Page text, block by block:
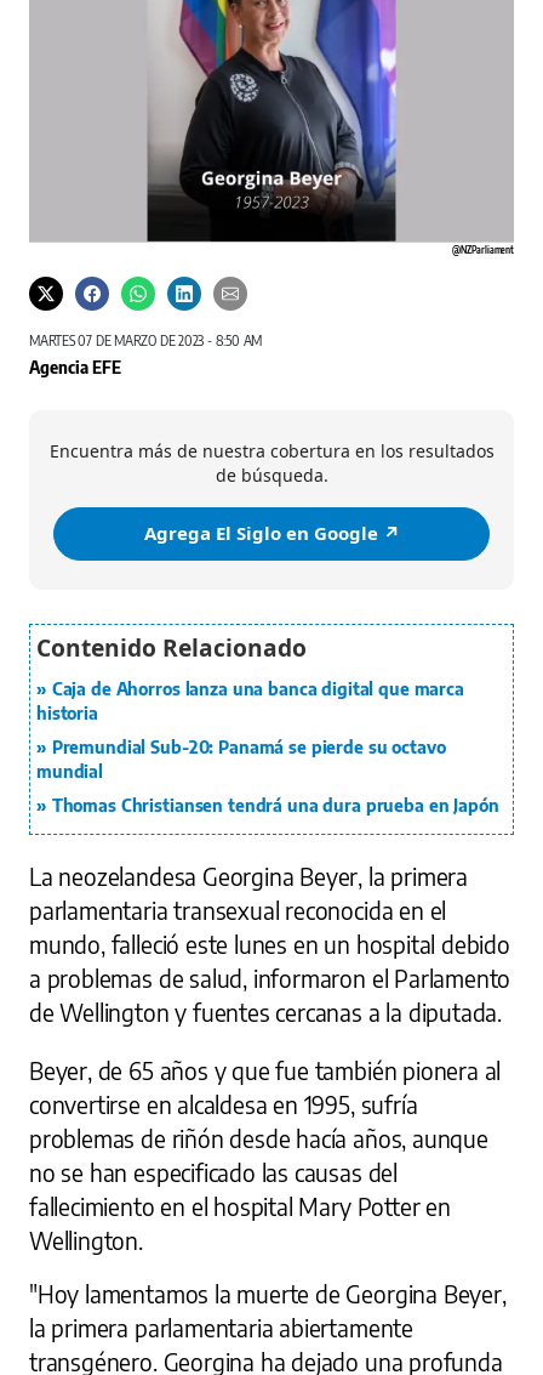
@NZParliament
MARTES 07 DE MARZO DE 2023 - 8:50 AM
Agencia EFE
Encuentra más de nuestra cobertura en los resultados
de búsqueda.
Agrega El Siglo en Google ↗️
Caja de Ahorros lanza una banca digital que marca
historia
Premundial Sub-20: Panamá se pierde su octavo
mundial
Thomas Christiansen tendrá una dura prueba en Japón
La neozelandesa Georgina Beyer, la primera
parlamentaria transexual reconocida en el
mundo, falleció este lunes en un hospital debido
a problemas de salud, informaron el Parlamento
de Wellington y fuentes cercanas a la diputada.
Beyer, de 65 años y que fue también pionera al
convertirse en alcaldesa en 1995, sufría
problemas de riñón desde hacía años, aunque
no se han especificado las causas del
fallecimiento en el hospital Mary Potter en
Wellington.
"Hoy lamentamos la muerte de Georgina Beyer,
la primera parlamentaria abiertamente
transgénero. Georgina ha dejado una profunda